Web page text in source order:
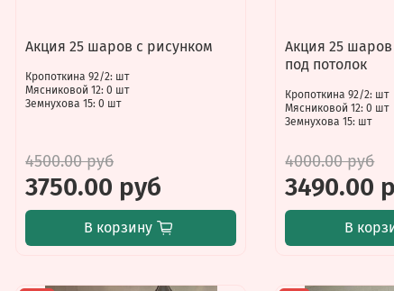
Акция 25 шаров с рисунком
Кропоткина 92/2: шт
Мясниковой 12: 0 шт
Земнухова 15: 0 шт
4500.00 руб
3750.00 руб
В корзину
Акция 25
под потолок
Кропоткина 92/2: шт
Мясниковой 12: 0 шт
Земнухова 15: шт
4000.00 руб
3490.00
В